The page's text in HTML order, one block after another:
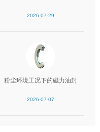
2026-07-29
粉尘环境工况下的磁力油封
2026-07-07